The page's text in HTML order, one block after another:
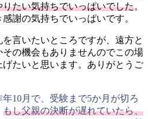
たい気持ちでいっぱいでした。
謝の気持ちでいっぱいです。
言いたいところですが、遠方と
の機会もありませんのでこの場
たいと思います。ありがとうご
10月で、受験まで5か月が切ろ
もし父親の決断が遅れていたら、